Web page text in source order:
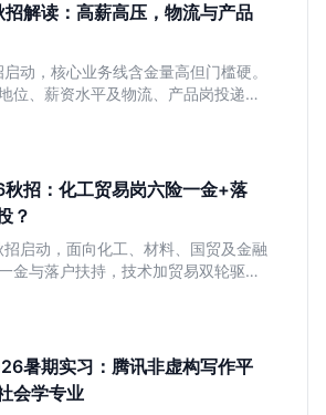
解读：高薪高压，物流与产品
动，核心业务线含金量高但门槛硬。
位、薪资水平及物流、产品岗投递策
适合这种高强度职业起步。
招：化工贸易岗六险一金+落
？
招启动，面向化工、材料、国贸及金融
金与落户扶持，技术加贸易双轮驱动
文解读岗位需求与福利含金量，帮应
暑期实习：腾讯非虚构写作平
会学专业